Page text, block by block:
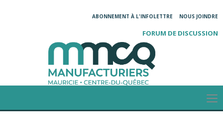
ABONNEMENT À L'INFOLETTRE NOUS JOINDRE
FORUM DE DISCUSSION